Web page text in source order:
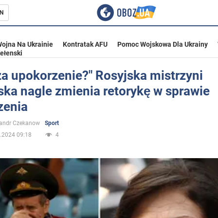
Ukrainie
Na Ukrainie Kontratak AFU Pomoc Wojskowa Dla Ukrainy
upokorzenie?" Rosyjska mistrzyni
nagle zmienia retorykę w sprawie
Czekanow
Sport
09:18
4